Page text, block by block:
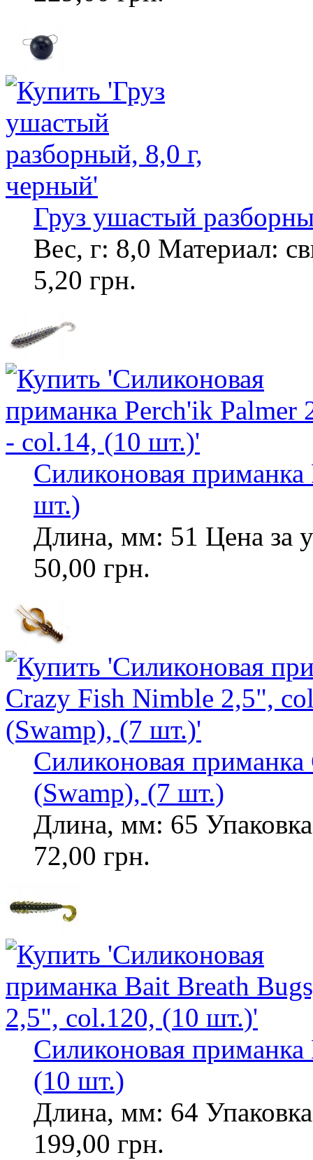
Груз ушастый
Вес, г: 8,0 Материал:
5,20 грн.
Силиконовая
шт.)
Длина, мм: 51 Цена за
50,00 грн.
Силиконовая
(Swamp), (7 шт.)
Длина, мм: 65
72,00 грн.
Силиконовая
(10 шт.)
Длина, мм: 64
199,00 грн.